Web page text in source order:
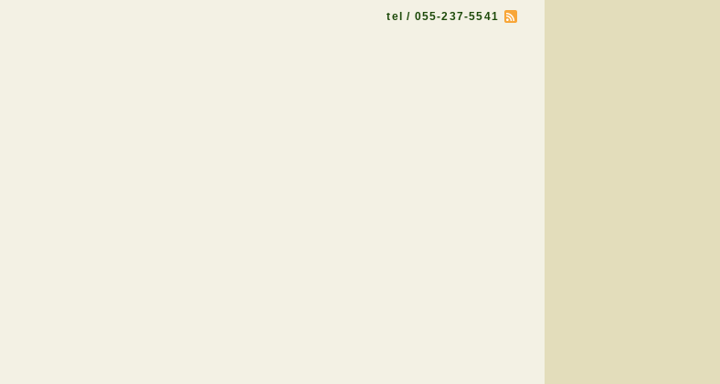
tel / 055-237-5541